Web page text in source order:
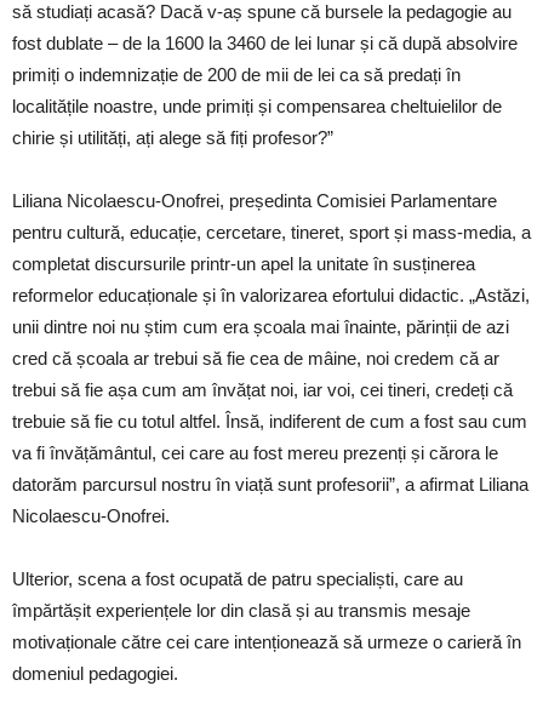
să studiați acasă? Dacă v-aș spune că bursele la pedagogie au
fost dublate – de la 1600 la 3460 de lei lunar și că după absolvire
primiți o indemnizație de 200 de mii de lei ca să predați în
localitățile noastre, unde primiți și compensarea cheltuielilor de
chirie și utilități, ați alege să fiți profesor?”
Liliana Nicolaescu-Onofrei, președinta Comisiei Parlamentare
pentru cultură, educație, cercetare, tineret, sport și mass-media, a
completat discursurile printr-un apel la unitate în susținerea
reformelor educaționale și în valorizarea efortului didactic. „Astăzi,
unii dintre noi nu știm cum era școala mai înainte, părinții de azi
cred că școala ar trebui să fie cea de mâine, noi credem că ar
trebui să fie așa cum am învățat noi, iar voi, cei tineri, credeți că
trebuie să fie cu totul altfel. Însă, indiferent de cum a fost sau cum
va fi învățământul, cei care au fost mereu prezenți și cărora le
datorăm parcursul nostru în viață sunt profesorii”, a afirmat Liliana
Nicolaescu-Onofrei.
Ulterior, scena a fost ocupată de patru specialiști, care au
împărtășit experiențele lor din clasă și au transmis mesaje
motivaționale către cei care intenționează să urmeze o carieră în
domeniul pedagogiei.